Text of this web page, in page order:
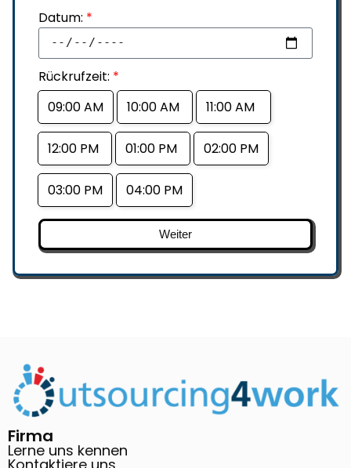
Datum: *
Rückrufzeit: *
09:00 AM
10:00 AM 11:00 AM
12:00 PM 01:00 PM 02:00 PM
03:00 PM 04:00 PM
Weiter
Firma
Lerne uns kennen